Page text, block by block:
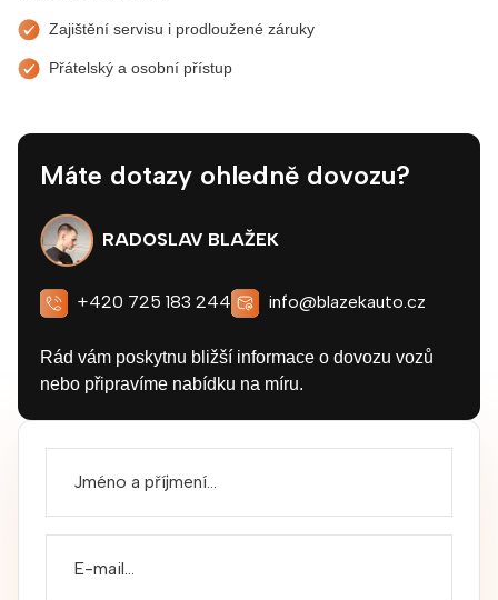
Zajištění servisu i prodloužené záruky
Přátelský a osobní přístup
Máte dotazy ohledně dovozu?
RADOSLAV BLAŽEK
+420 725 183 244 info@blazekauto.cz
Rád vám poskytnu bližší informace o dovozu vozů
nebo připravíme nabídku na míru.